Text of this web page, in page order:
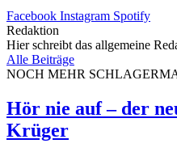
Facebook Instagram Spotify
Redaktion
Hier schreibt das allgemeine
Alle Beiträge
NOCH MEHR
Hör nie auf – der
Krüger